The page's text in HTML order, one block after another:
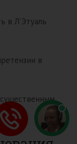
в Л’Этуаль
в